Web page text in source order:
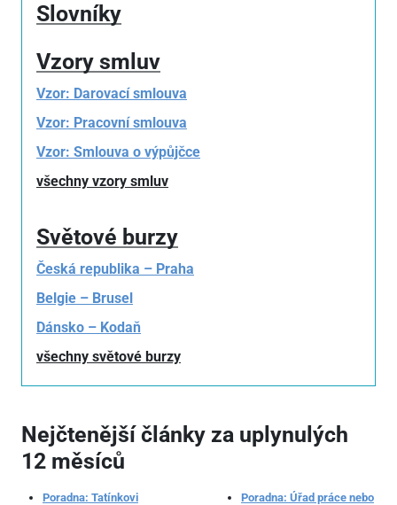
Slovníky
Vzory smluv
Vzor: Darovací smlouva
Vzor: Pracovní smlouva
Vzor: Smlouva o výpůjčce
všechny vzory smluv
Světové burzy
Česká republika – Praha
Belgie – Brusel
Dánsko – Kodaň
všechny světové burzy
Nejčtenější články za uplynulých
12 měsíců
Poradna: Tatínkovi
Poradna: Úřad práce nebo